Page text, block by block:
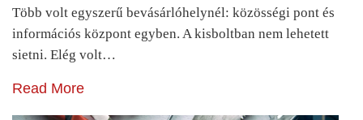
Több volt egyszerű bevásárlóhelynél: közösségi pont és
információs központ egyben. A kisboltban nem lehetett
sietni. Elég volt…
Read More